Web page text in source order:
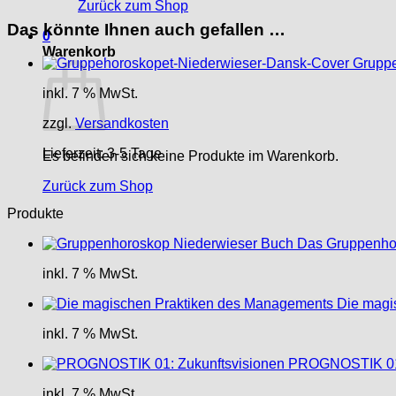
Zurück zum Shop
0
Warenkorb
Es befinden sich keine Produkte im Warenkorb.
Zurück zum Shop
Das könnte Ihnen auch gefallen …
inkl. 7 % MwSt.
zzgl. Versandkosten
Lieferzeit:3-5 Tage
Produkte
Das
inkl. 7 % MwSt.
Die
inkl. 7 % MwSt.
PROGNOSTIK